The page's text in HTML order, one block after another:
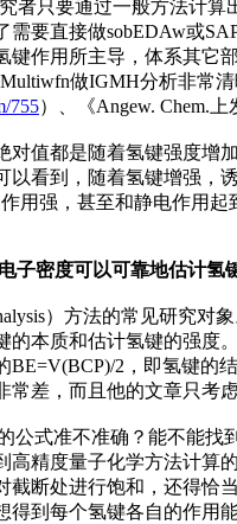
者只要通过一般方法计
要直接做sobEDAw或
作用所主导，体系其它
做IGMH分析非常
755）、《Angew. Chem.
对值都是随着氢键强度
以看到，随着氢键增强
用强，甚至和静电作用
子密度可以可靠地估计氢
）方法的常见研究对
本质和估计氢键的强度
的BE=V(BCP)/2，即氢键
差，而且他的文章只考
公式准不准确？能不能
高精度量子化学方法计
截断处进行饱和，还得
到每个氢键各自的作用